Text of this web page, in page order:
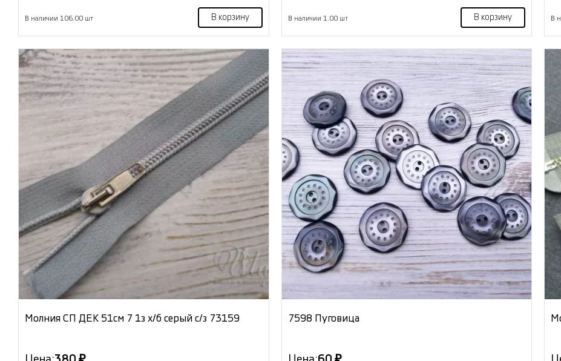
В наличии 106.00 шт В корзину В наличии 1.00 шт В корзину В
Молния СП ДЕК 51см 7 1з х/б серый с/з 73159 7598 Пуговица